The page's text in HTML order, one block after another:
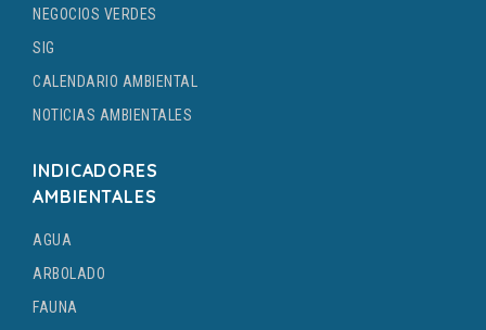
NEGOCIOS VERDES
SIG
CALENDARIO AMBIENTAL
NOTICIAS AMBIENTALES
INDICADORES
AMBIENTALES
AGUA
ARBOLADO
FAUNA